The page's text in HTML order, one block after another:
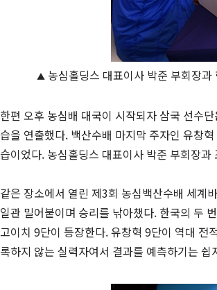
▲농심홀딩스 대표이사 박준 부회장
한편 오후 농심배 대국이 시작되자 삼국 선수
습을 연출했다. 백산수배 마지막 주자인 유창
습이었다. 농심홀딩스 대표이사 박준 부회장
같은 장소에서 열린 제3회 농심백산수배 세계
일관 밀어붙이며 승리를 낚아챘다. 한국의 두
고이치 9단이 등장한다. 유창혁 9단이 역대 전
록하지 않는 실력자여서 결과를 예측하기는 쉽